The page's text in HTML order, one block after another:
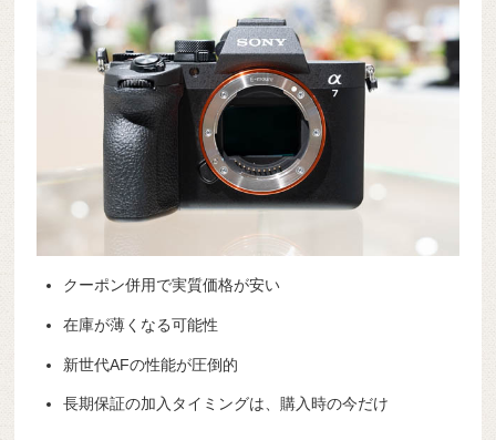
クーポン併用で実質価格が安い
在庫が薄くなる可能性
新世代AFの性能が圧倒的
長期保証の加入タイミングは、購入時の今だけ